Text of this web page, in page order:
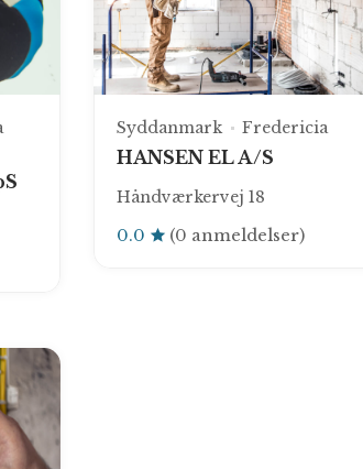
Syddanmark Fredericia
HANSEN EL A/S
Håndværkervej 18
0.0 (0 anmeldelser)